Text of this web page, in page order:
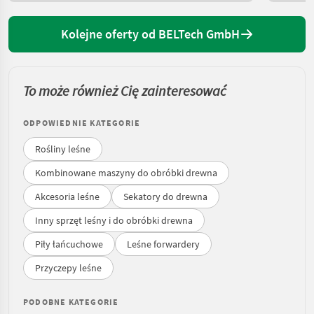
Kolejne oferty od BELTech GmbH
To może również Cię zainteresować
ODPOWIEDNIE KATEGORIE
Rośliny leśne
Kombinowane maszyny do obróbki drewna
Akcesoria leśne
Sekatory do drewna
Inny sprzęt leśny i do obróbki drewna
Piły łańcuchowe
Leśne forwardery
Przyczepy leśne
PODOBNE KATEGORIE